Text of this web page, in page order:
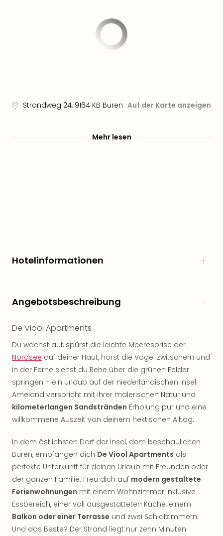
Strandweg 24, 9164 KB Buren Auf der Karte anzeigen
Mehr lesen
Hotelinformationen
Angebotsbeschreibung
De Viool Apartments
Du wachst auf, spürst die leichte Meeresbrise der
Nordsee auf deiner Haut, hörst die Vögel zwitschern und
in der Ferne siehst du Rehe über die grünen Felder
springen – ein Urlaub auf der niederländischen Insel
Ameland verspricht mit ihrer malerischen Natur und
kilometerlangen Sandstränden Erholung pur und eine
willkommene Auszeit von deinem hektischen Alltag.
In dem östlichsten Dorf der Insel, dem beschaulichen
Buren, empfangen dich De Viool Apartments als
perfekte Unterkunft für deinen Urlaub mit Freunden oder
der ganzen Familie. Freu dich auf modern gestaltete
Ferienwohnungen mit einem Wohnzimmer inklusive
Essbereich, einer voll ausgestatteten Küche, einem
Balkon oder einer Terrasse und zwei Schlafzimmern.
Und das Beste? Der Strand liegt nur zehn Minuten